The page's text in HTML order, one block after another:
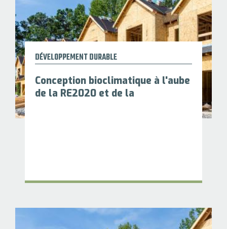
DÉVELOPPEMENT DURABLE
Conception bioclimatique à l'aube
de la RE2020 et de la